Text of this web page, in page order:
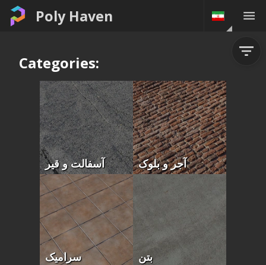
Poly Haven
Categories:
آسفالت و قیر آجر و بلوک
سرامیک بتن